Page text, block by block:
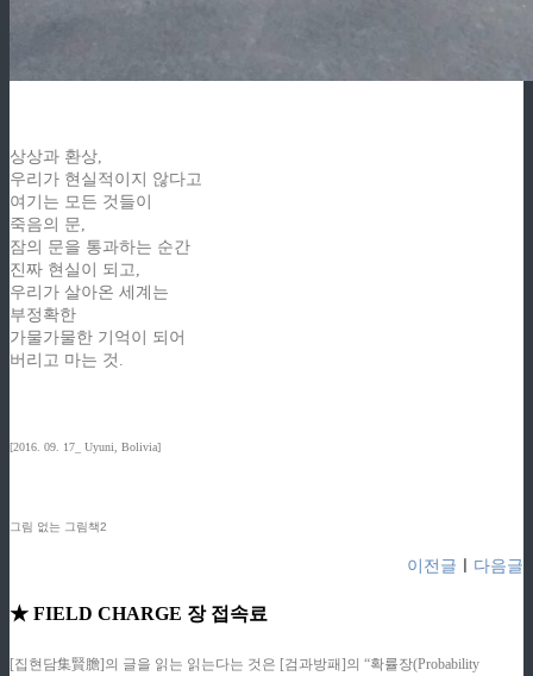
상상과 환상,
우리가 현실적이지 않다고
여기는 모든 것들이
죽음의 문,
잠의 문을 통과하는 순간
진짜 현실이 되고,
우리가 살아온 세계는
부정확한
가물가물한 기억이 되어
버리고 마는 것.
[2016. 09. 17_ Uyuni, Bolivia]
그림 없는 그림책2
이전글 다음글
★ FIELD CHARGE 장 접속료
[집현담集賢膽]의 글을 읽는 읽는다는 것은 [검과방패]의 “확률장(Probability